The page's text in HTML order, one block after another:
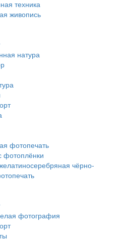
техника
живопись
натура
фотопечать
фотоплёнки
чёрно-
фотография